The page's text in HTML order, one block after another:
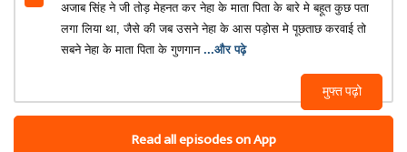
मुफ्त पढ़ो
अजाब सिंह ने जी तोड़ मेहनत कर नेहा के माता पिता के बारे मे बहूत कुछ पता
लगा लिया था, जैसे की जब उसने नेहा के आस पड़ोस मे पूछताछ करवाई तो
सबने नेहा के माता पिता के गुणगान ...और पढ़े
Read all episodes on App